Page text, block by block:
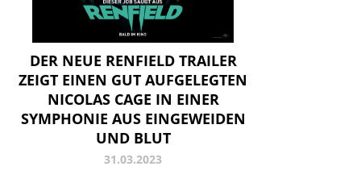
DER NEUE RENFIELD TRAILER
ZEIGT EINEN GUT AUFGELEGTEN
NICOLAS CAGE IN EINER
SYMPHONIE AUS EINGEWEIDEN
UND BLUT
31.03.2023